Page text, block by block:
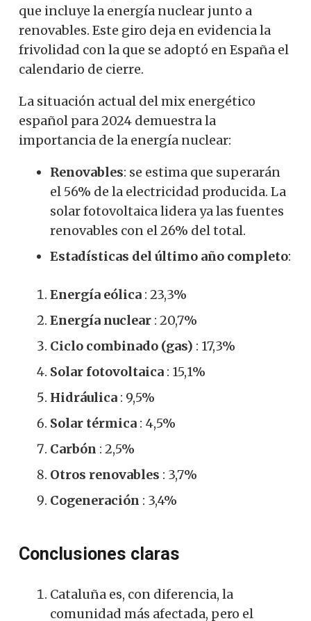
que incluye la energía nuclear junto a
renovables. Este giro deja en evidencia la
frivolidad con la que se adoptó en España el
calendario de cierre.
La situación actual del mix energético
español para 2024 demuestra la
importancia de la energía nuclear:
Renovables: se estima que superarán
el 56% de la electricidad producida. La
solar fotovoltaica lidera ya las fuentes
renovables con el 26% del total.
Estadísticas del último año completo:
Energía eólica : 23,3%
Energía nuclear : 20,7%
Ciclo combinado (gas) : 17,3%
Solar fotovoltaica : 15,1%
Hidráulica : 9,5%
Solar térmica : 4,5%
Carbón : 2,5%
Otros renovables : 3,7%
Cogeneración : 3,4%
Conclusiones claras
Cataluña es, con diferencia, la
comunidad más afectada, pero el